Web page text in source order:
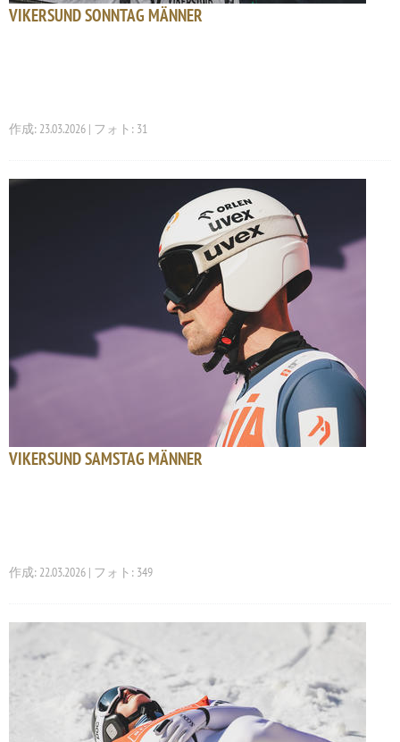
VIKERSUND SONNTAG MÄNNER
作成: 23.03.2026 | フォト: 31
VIKERSUND SAMSTAG MÄNNER
作成: 22.03.2026 | フォト: 349